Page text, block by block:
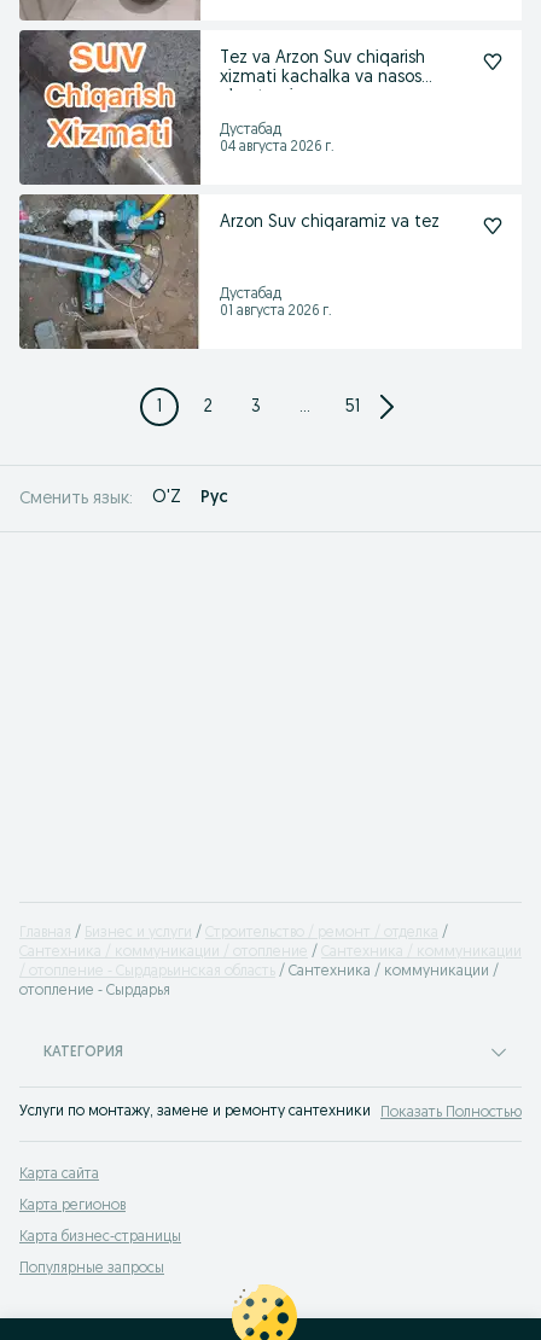
Tez va Arzon Suv chiqarish
xizmati kachalka va nasos
Дустабад
04 августа 2026 г.
Arzon Suv chiqaramiz va tez
Дустабад
01 августа 2026 г.
1 2 3 ... 51
Сменить язык: O'Z Рус
Главная Бизнес и услуги
Строительство / ремонт / отделка
Сантехника / коммуникации / отопление
Сантехника / коммуникации
/ отопление - Сырдарьинская область
Сантехника / коммуникации /
отопление - Cырдарья
КАТЕГОРИЯ
Услуги по монтажу, замене и ремонту сантехники Cырдарья. Множество
Показать Полностью
Карта сайта
Карта регионов
Карта бизнес-страницы
Популярные запросы